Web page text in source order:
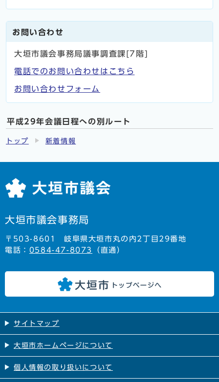
お問い合わせ
大垣市議会事務局議事調査課[7階]
電話でのお問い合わせはこちら
お問い合わせフォーム
平成29年会議日程への別ルート
トップ 新着情報
大垣市議会事務局
〒503-8601 岐阜県大垣市丸の内2丁目29番地
電話： 0584-47-8073 （直通）
サイトマップ
大垣市ホームページについて
個人情報の取り扱いについて